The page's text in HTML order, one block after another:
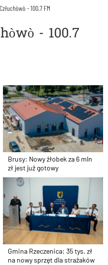
- 100.7 FM
- 100.7
Brusy: Nowy żłobek za 6 mln
zł jest już gotowy
Gmina Rzeczenica: 35 tys. zł
na nowy sprzęt dla strażaków